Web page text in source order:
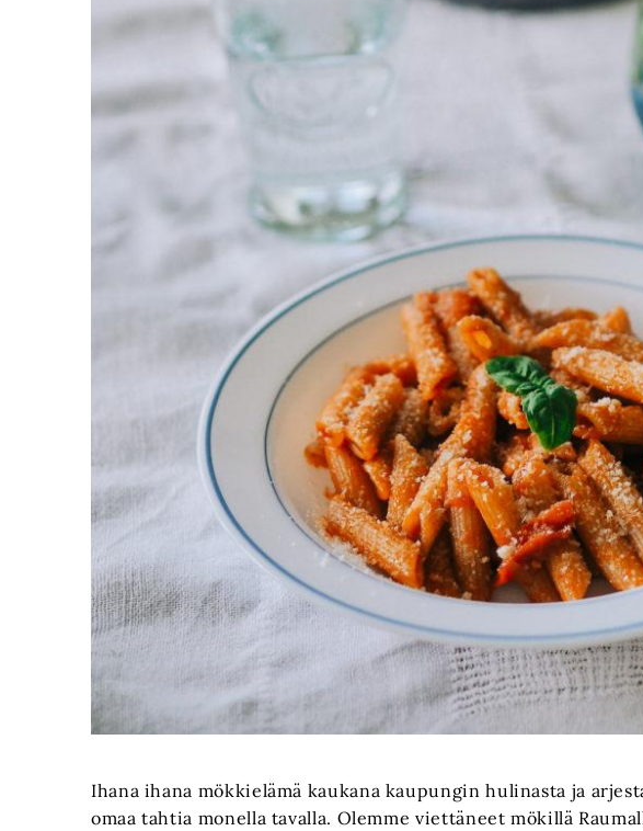
Ihana ihana mökkielämä kaukana kaupungin hulinasta ja
omaa tahtia monella tavalla. Olemme viettäneet mökillä